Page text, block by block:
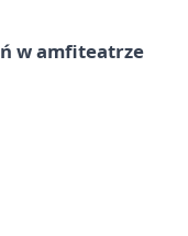
w amfiteatrze